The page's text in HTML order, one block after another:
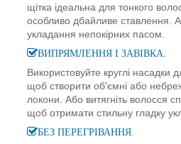
щітка ідеальна для тонкого
особливо дбайливе ставлення.
укладання непокірних пасом.
ВИПРЯМЛЕННЯ І ЗАВІВКА.
Використовуйте круглі насадки
щоб створити об'ємні або
локони. Або витягніть волосся
щоб отримати стильну гладку
БЕЗ ПЕРЕГРІВАННЯ.